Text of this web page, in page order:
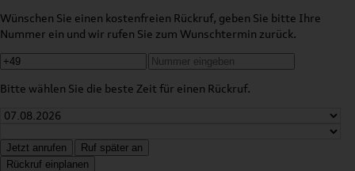
Wünschen Sie einen kostenfreien Rückruf, geben Sie bitte Ihre
Nummer ein und wir rufen Sie zum Wunschtermin zurück.
Bitte wählen Sie die beste Zeit für einen Rückruf.
Jetzt anrufen
Ruf später an
Rückruf einplanen